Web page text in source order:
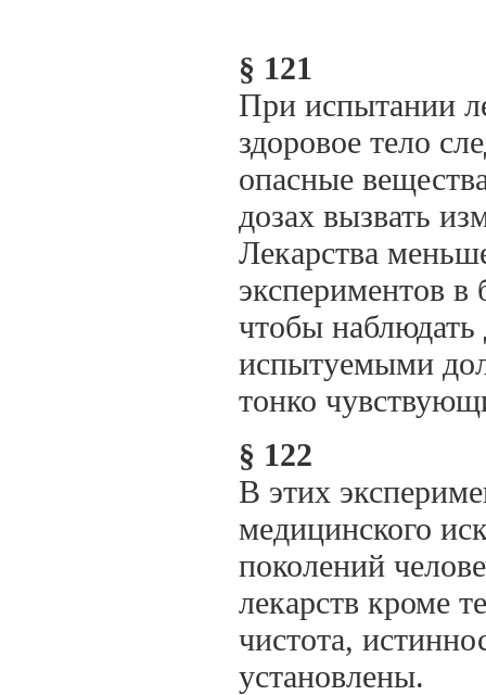
§ 121
При испытании
здоровое тело
опасные
дозах вызвать
Лекарства
экспериментов в
чтобы наблюдать
испытуемыми
тонко
§ 122
В этих
медицинского
поколений
лекарств кроме
чистота,
установлены.